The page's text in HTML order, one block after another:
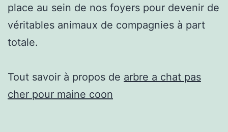
place au sein de nos foyers pour devenir de
véritables animaux de compagnies à part
totale.
Tout savoir à propos de arbre a chat pas
cher pour maine coon